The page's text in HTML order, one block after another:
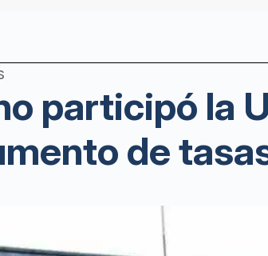
participó la
de